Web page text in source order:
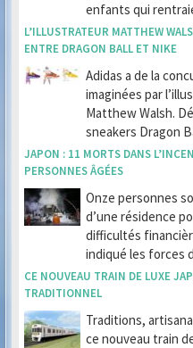
enfants qui
L’ILLUSTRATEUR MATTHEW
ENTRE DRAGON BALL ET NIKE
Adidas a de la
imaginées par
Matthew Walsh.
sneakers Dragon
JAPON : 11 MORTS DANS
PERSONNES ÂGÉES
Onze personnes
d’une résidence
difficultés
indiqué les forces
CE NOUVEAU TRAIN DE LUXE
TRADITIONNEL
Traditions,
ce nouveau train